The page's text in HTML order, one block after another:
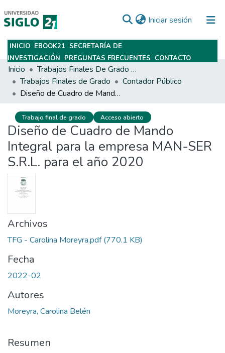
Iniciar sesión (current)
Subir
INICIO EBOOK21 SECRETARÍA DE
INVESTIGACIÓN PREGUNTAS FRECUENTES CONTACTO
Inicio
Trabajos Finales De Grado Y Posgrado
Trabajos Finales de Grado
Contador Público
Diseño de Cuadro de Mando Integral para la empresa MAN-SER S.R.L. para el año 2020
Trabajo final de grado Acceso abierto
Diseño de Cuadro de Mando
Integral para la empresa MAN-SER
S.R.L. para el año 2020
Archivos
TFG - Carolina Moreyra.pdf(770.1 KB)
Fecha
2022-02
Autores
Moreyra, Carolina Belén
Resumen